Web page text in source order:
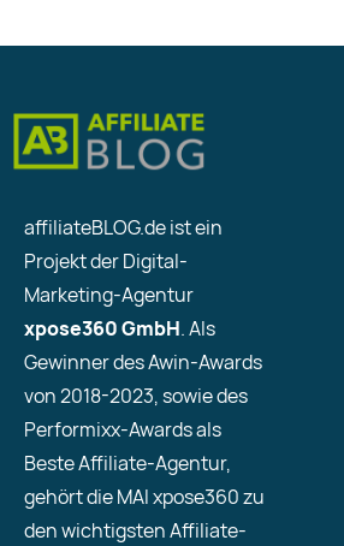
affiliateBLOG.de ist ein
Projekt der Digital-
Marketing-Agentur
xpose360 GmbH. Als
Gewinner des Awin-Awards
von 2018-2023, sowie des
Performixx-Awards als
Beste Affiliate-Agentur,
gehört die MAI xpose360 zu
den wichtigsten Affiliate-